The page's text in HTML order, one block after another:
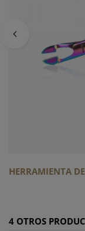
HERRAMIENTA
4 OTROS